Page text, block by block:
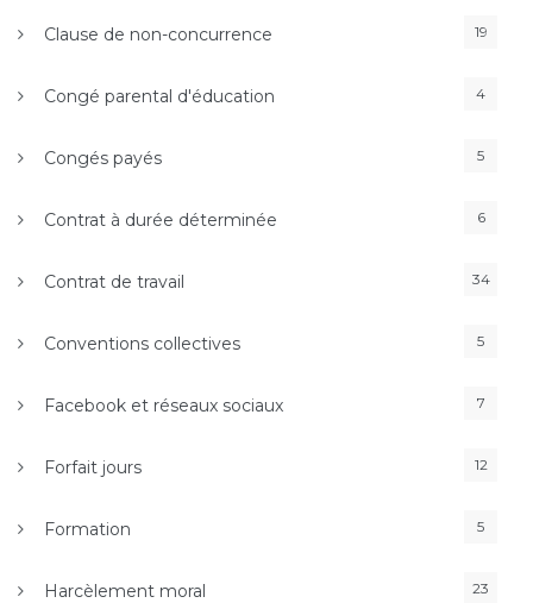
Clause de non-concurrence 19
Congé parental d'éducation 4
Congés payés 5
Contrat à durée déterminée 6
Contrat de travail 34
Conventions collectives 5
Facebook et réseaux sociaux 7
Forfait jours 12
Formation 5
Harcèlement moral 23